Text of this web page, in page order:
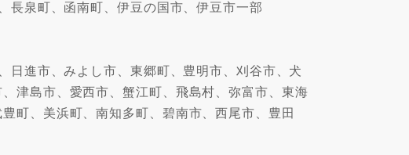
長泉町、函南町、伊豆の国市、伊豆市一部
日進市、みよし市、東郷町、豊明市、刈谷市、犬
津島市、愛西市、蟹江町、飛島村、弥富市、東海
町、美浜町、南知多町、碧南市、西尾市、豊田